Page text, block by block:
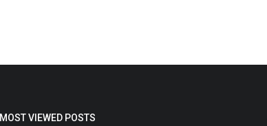
MOST VIEWED POSTS